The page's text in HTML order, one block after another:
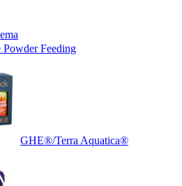
Powder Feeding
GHE®/Terra Aquatica®